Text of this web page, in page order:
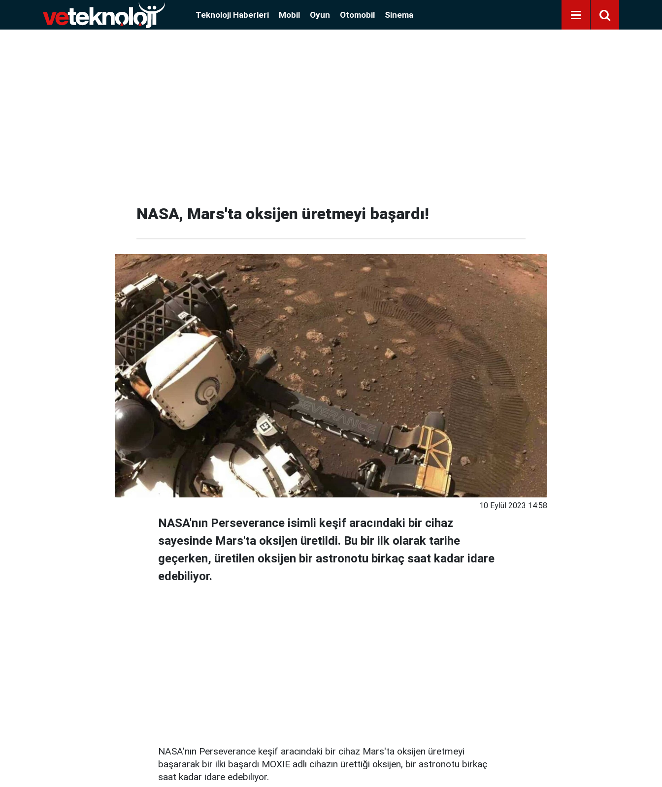
Teknoloji Haberleri Mobil Oyun Otomobil Sinema
NASA, Mars'ta oksijen üretmeyi başardı!
10 Eylül 2023 14:58
NASA'nın Perseverance isimli keşif aracındaki bir cihaz
sayesinde Mars'ta oksijen üretildi. Bu bir ilk olarak tarihe
geçerken, üretilen oksijen bir astronotu birkaç saat kadar idare
edebiliyor.
NASA'nın Perseverance keşif aracındaki bir cihaz Mars'ta oksijen üretmeyi
başararak bir ilki başardı MOXIE adlı cihazın ürettiği oksijen, bir astronotu birkaç
saat kadar idare edebiliyor.